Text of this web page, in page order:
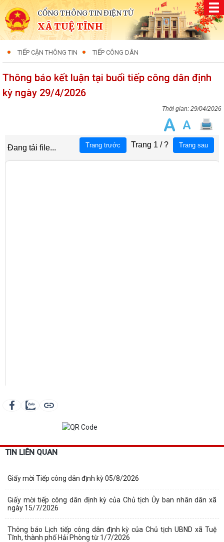
CỔNG THÔNG TIN ĐIỆN TỬ
XÃ TUỆ TĨNH
TIẾP CẬN THÔNG TIN TIẾP CÔNG DÂN
Thông báo kết luận tại buổi tiếp công dân định
kỳ ngày 29/4/2026
29/04/2026
TIN LIÊN QUAN
Giấy mời Tiếp công dân định kỳ 05/8/2026
Giấy mời tiếp công dân định kỳ của Chủ tịch Ủy ban nhân dân xã
ngày 15/7/2026
Thông báo Lịch tiếp công dân định kỳ của Chủ tịch UBND xã Tuệ
Tĩnh, thành phố Hải Phòng từ 1/7/2026